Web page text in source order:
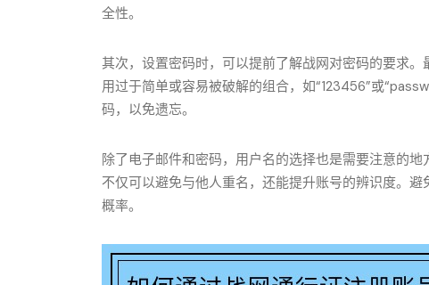
全性。
其次，设置密码时，可以提前了解战网对密码的要求
用过于简单或容易被破解的组合，如“123456”或
码，以免遗忘。
除了电子邮件和密码，用户名的选择也是需要注意的
不仅可以避免与他人重名，还能提升账号的辨识度。
概率。